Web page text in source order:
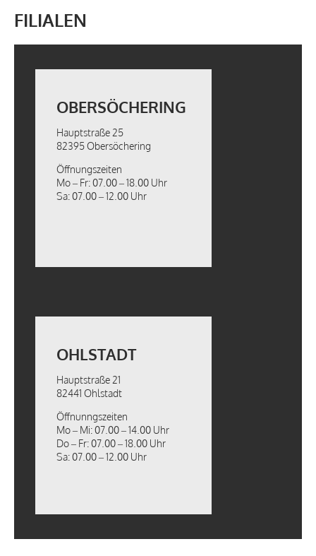
FILIALEN
OBERSÖCHERING
Hauptstraße 25
82395 Obersöchering
Öffnungszeiten
Mo – Fr: 07.00 – 18.00 Uhr
Sa: 07.00 – 12.00 Uhr
OHLSTADT
Hauptstraße 21
82441 Ohlstadt
Öffnunngszeiten
Mo – Mi: 07.00 – 14.00 Uhr
Do – Fr: 07.00 – 18.00 Uhr
Sa: 07.00 – 12.00 Uhr